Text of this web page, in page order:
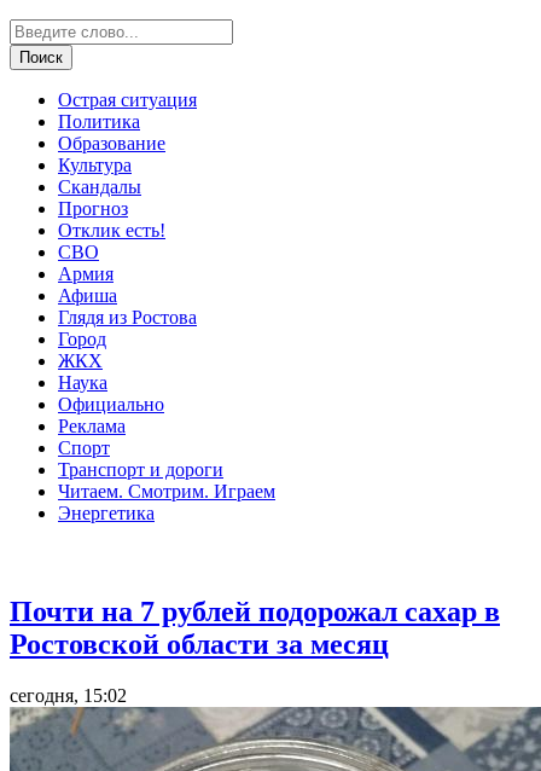
Острая ситуация
Политика
Образование
Культура
Скандалы
Прогноз
Отклик есть!
СВО
Армия
Афиша
Глядя из Ростова
Город
ЖКХ
Наука
Официально
Реклама
Спорт
Транспорт и дороги
Читаем. Смотрим. Играем
Энергетика
Почти на 7 рублей подорожал сахар в
Ростовской области за месяц
сегодня, 15:02